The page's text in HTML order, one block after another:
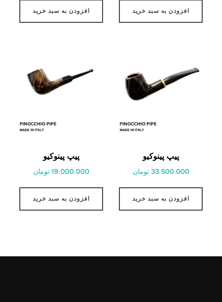
افزودن به سبد خرید افزودن به سبد خرید
پیپ پینوکیو
33.500.000 تومان
افزودن به سبد خرید
پیپ پینوکیو
19.000.000 تومان
افزودن به سبد خرید